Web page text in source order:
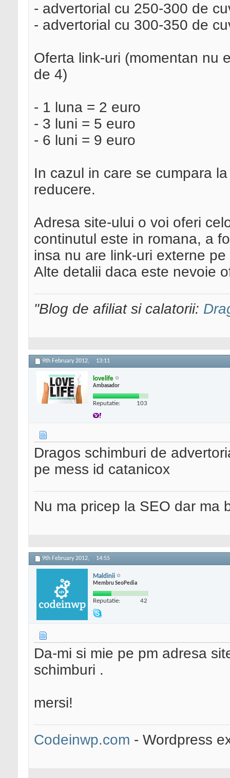
- advertorial cu 250-300 de
- advertorial cu 300-350 de
Oferta link-uri (momentan nu
de 4)
- 1 luna = 2 euro
- 3 luni = 5 euro
- 6 luni = 9 euro
In cazul in care se cumpara
reducere.
Adresa site-ului o voi oferi
continutul este in romana, a
insa nu are link-uri externe
Alte detalii daca este nevoie
"Blog de afiliat si calatorii:
9th February 2012, 13:11
lovelife
Ambasador
Reputatie: 103
Dragos schimburi de
pe mess id catanicox
Nu ma pricep la SEO dar ma
9th February 2012, 14:55
Maldinii
Membru SeoPedia
Reputatie: 42
Da-mi si mie pe pm adresa
schimburi .
mersi!
Codeinwp.com - Wordpress